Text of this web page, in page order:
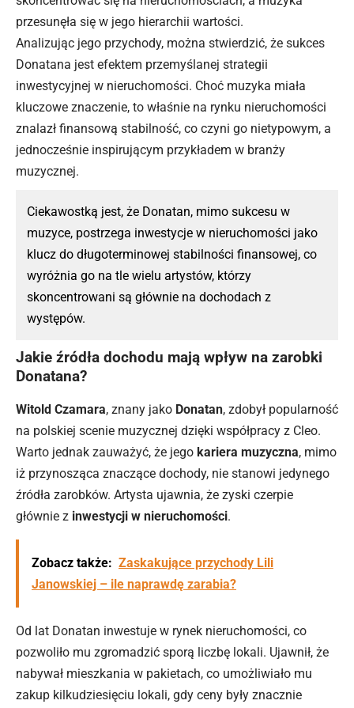
przesunęła się w jego hierarchii wartości.
Analizując jego przychody, można stwierdzić, że sukces
Donatana jest efektem przemyślanej strategii
inwestycyjnej w nieruchomości. Choć muzyka miała
kluczowe znaczenie, to właśnie na rynku nieruchomości
znalazł finansową stabilność, co czyni go nietypowym, a
jednocześnie inspirującym przykładem w branży
muzycznej.
Ciekawostką jest, że Donatan, mimo sukcesu w
muzyce, postrzega inwestycje w nieruchomości jako
klucz do długoterminowej stabilności finansowej, co
wyróżnia go na tle wielu artystów, którzy
skoncentrowani są głównie na dochodach z
występów.
Jakie źródła dochodu mają wpływ na zarobki
Donatana?
Witold Czamara, znany jako Donatan, zdobył popularność
na polskiej scenie muzycznej dzięki współpracy z Cleo.
Warto jednak zauważyć, że jego kariera muzyczna, mimo
iż przynosząca znaczące dochody, nie stanowi jedynego
źródła zarobków. Artysta ujawnia, że zyski czerpie
głównie z inwestycji w nieruchomości.
Zobacz także: Zaskakujące przychody Lili
Janowskiej – ile naprawdę zarabia?
Od lat Donatan inwestuje w rynek nieruchomości, co
pozwoliło mu zgromadzić sporą liczbę lokali. Ujawnił, że
nabywał mieszkania w pakietach, co umożliwiało mu
zakup kilkudziesięciu lokali, gdy ceny były znacznie